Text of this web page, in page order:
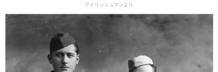
アイリッシュマンより